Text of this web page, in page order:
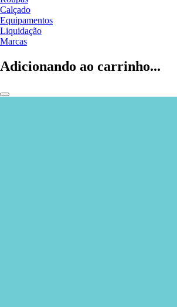
Calçado
Equipamentos
Liquidação
Marcas
Adicionando ao carrinho...